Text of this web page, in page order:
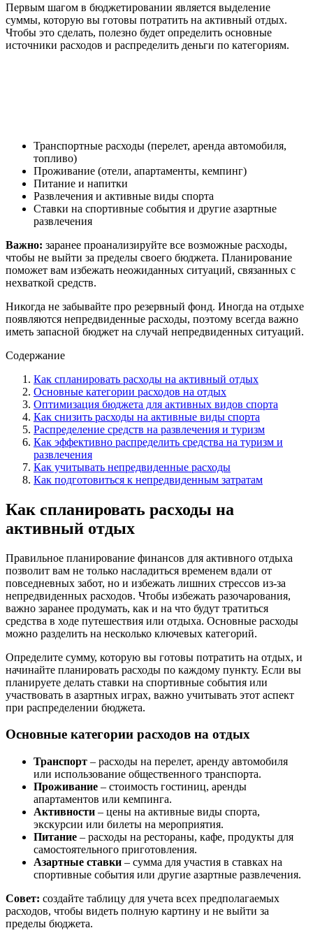
Первым шагом в бюджетировании является выделение
суммы, которую вы готовы потратить на активный отдых.
Чтобы это сделать, полезно будет определить основные
источники расходов и распределить деньги по категориям.
Транспортные расходы (перелет, аренда автомобиля,
топливо)
Проживание (отели, апартаменты, кемпинг)
Питание и напитки
Развлечения и активные виды спорта
Ставки на спортивные события и другие азартные
развлечения
Важно: заранее проанализируйте все возможные расходы,
чтобы не выйти за пределы своего бюджета. Планирование
поможет вам избежать неожиданных ситуаций, связанных с
нехваткой средств.
Никогда не забывайте про резервный фонд. Иногда на отдыхе
появляются непредвиденные расходы, поэтому всегда важно
иметь запасной бюджет на случай непредвиденных ситуаций.
Содержание
Как спланировать расходы на активный отдых
Основные категории расходов на отдых
Оптимизация бюджета для активных видов спорта
Как снизить расходы на активные виды спорта
Распределение средств на развлечения и туризм
Как эффективно распределить средства на туризм и
развлечения
Как учитывать непредвиденные расходы
Как подготовиться к непредвиденным затратам
Как спланировать расходы на
активный отдых
Правильное планирование финансов для активного отдыха
позволит вам не только насладиться временем вдали от
повседневных забот, но и избежать лишних стрессов из-за
непредвиденных расходов. Чтобы избежать разочарования,
важно заранее продумать, как и на что будут тратиться
средства в ходе путешествия или отдыха. Основные расходы
можно разделить на несколько ключевых категорий.
Определите сумму, которую вы готовы потратить на отдых, и
начинайте планировать расходы по каждому пункту. Если вы
планируете делать ставки на спортивные события или
участвовать в азартных играх, важно учитывать этот аспект
при распределении бюджета.
Основные категории расходов на отдых
Транспорт – расходы на перелет, аренду автомобиля
или использование общественного транспорта.
Проживание – стоимость гостиниц, аренды
апартаментов или кемпинга.
Активности – цены на активные виды спорта,
экскурсии или билеты на мероприятия.
Питание – расходы на рестораны, кафе, продукты для
самостоятельного приготовления.
Азартные ставки – сумма для участия в ставках на
спортивные события или другие азартные развлечения.
Совет: создайте таблицу для учета всех предполагаемых
расходов, чтобы видеть полную картину и не выйти за
пределы бюджета.